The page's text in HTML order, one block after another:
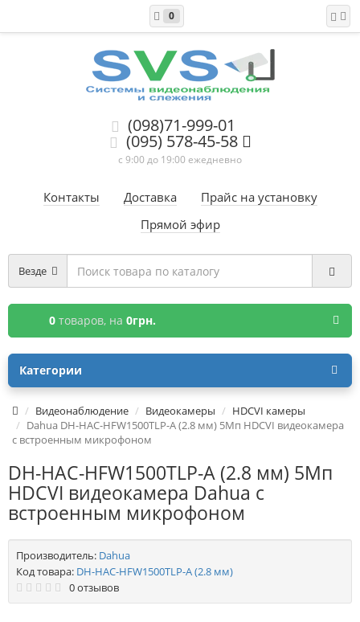
0
(098)71-999-01
(095) 578-45-58
с 9:00 до 19:00 ежедневно
Контакты Доставка
Прайс на установку
Прямой эфир
Везде
0 товаров, на 0грн.
Категории
Видеонаблюдение Видеокамеры
HDCVI камеры
Dahua DH-HAC-HFW1500TLP-A (2.8 мм) 5Мп HDCVI видеокамера
с встроенным микрофоном
DH-HAC-HFW1500TLP-A (2.8 мм) 5Мп
HDCVI видеокамера Dahua с
встроенным микрофоном
Производитель: Dahua
Код товара: DH-HAC-HFW1500TLP-A (2.8 мм)
0 отзывов